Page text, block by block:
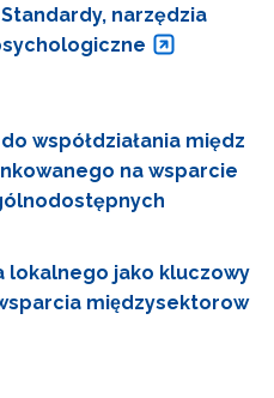
narzędzia
współdziałania międz
na wsparcie
lokalnego jako kluczowy
międzysektorow